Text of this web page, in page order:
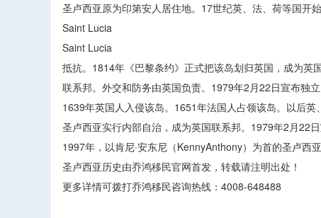
圣卢西亚原为印第安人居住地。17世纪英、法、荷等国开
Saint Lucia
Saint Lucia
抵抗。1814年《巴黎条约》正式把该岛划归英国，成为
联系邦。外交和防务由英国负责。1979年2月22日宣布独立
1639年英国人入侵该岛。1651年法国人占领该岛。以后
圣卢西亚实行内部自治，成为英国联系邦。1979年2月22日
1997年，以肯尼·安东尼（KennyAnthony）为首的圣卢西
圣卢西亚历史由乔鸿移民官网首发，转载请注明出处！
更多详情可拨打乔鸿移民咨询热线：4008-648488